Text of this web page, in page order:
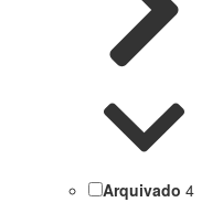
Arquivado 4